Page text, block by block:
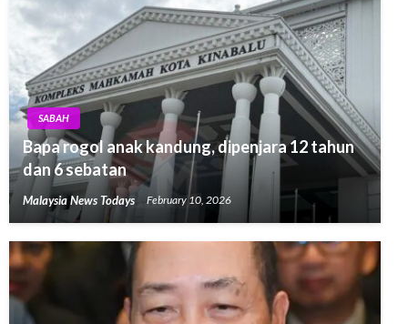
SABAH
Bapa rogol anak kandung, dipenjara 12 tahun
dan 6 sebatan
Malaysia News Todays February 10, 2026